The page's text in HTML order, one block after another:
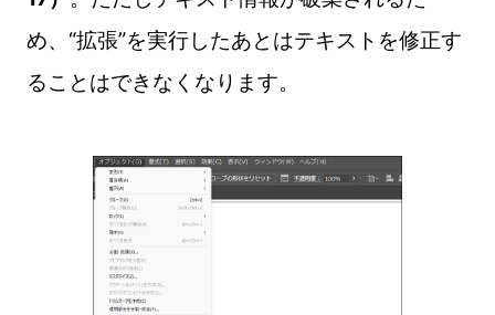
め、“拡張”を実行したあとはテキストを修正す
ることはできなくなります。